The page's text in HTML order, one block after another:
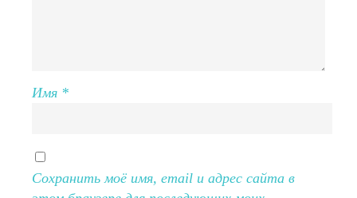
Имя *
Сохранить моё имя, email и адрес сайта в